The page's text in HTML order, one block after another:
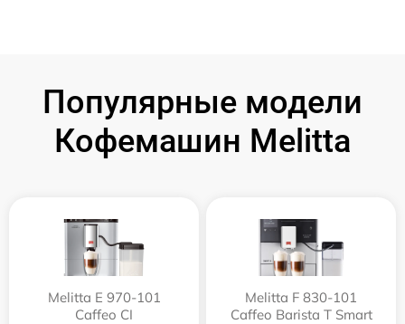
Популярные модели
Кофемашин Melitta
Melitta Е 970-101
Caffeo CI
Melitta F 830-101
Caffeo Barista T Smart